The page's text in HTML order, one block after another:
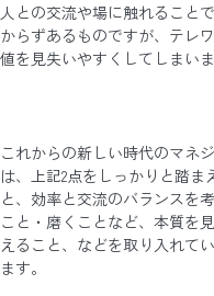
人との交流や場に触れること
からずあるものですが、テレ
値を見失いやすくしてしまいま
これからの新しい時代のマネ
は、上記2点をしっかりと踏
と、効率と交流のバランスを
こと・磨くことなど、本質を
えること、などを取り入れて
ます。